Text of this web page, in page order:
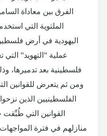
الفرق بين معاداة
الملتوية التي
اليهودية في أرض
فلسطينية بعد تدميرها،
ومن ثم يتعرض للقوانين
الفلسطينيين الذين
القوانين التي طُبِّقت
منازلهم في فترة